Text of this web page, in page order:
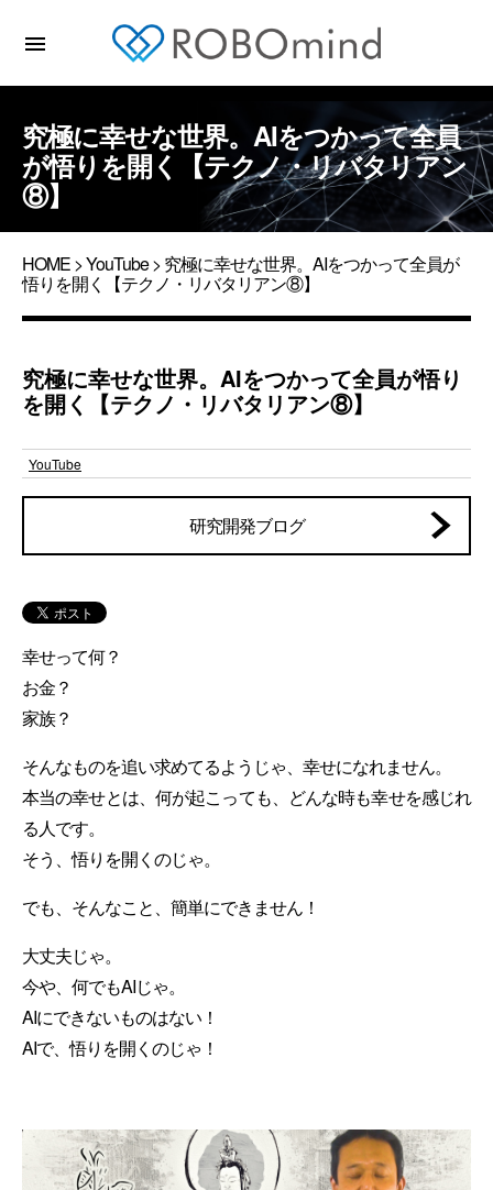
menu
究極に幸せな世界。AIをつかって全員
が悟りを開く【テクノ・リバタリアン
⑧】
HOME>YouTube> 究極に幸せな世界。AIをつかって全員が
悟りを開く【テクノ・リバタリアン⑧】
究極に幸せな世界。AIをつかって全員が悟り
を開く【テクノ・リバタリアン⑧】
YouTube
研究開発ブログ
幸せって何？
お金？
家族？
そんなものを追い求めてるようじゃ、幸せになれません。
本当の幸せとは、何が起こっても、どんな時も幸せを感じれ
る人です。
そう、悟りを開くのじゃ。
でも、そんなこと、簡単にできません！
大丈夫じゃ。
今や、何でもAIじゃ。
AIにできないものはない！
AIで、悟りを開くのじゃ！